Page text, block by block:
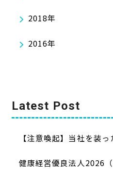
2018年
2016年
Latest Post
【注意喚起】当社を装
健康経営優良法人2026